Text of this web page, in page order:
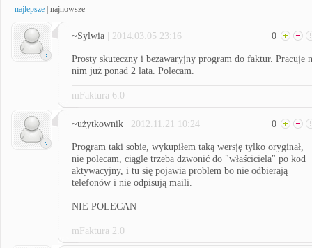
najlepsze najnowsze
~Sylwia | 2014.03.05 23:16 0
Prosty skuteczny i bezawaryjny program do faktur. Pracuje
nim już ponad 2 lata. Polecam.
mFaktura 6.0
~użytkownik | 2012.11.21 10:24 0
Program taki sobie, wykupiłem taką wersję tylko oryginał,
nie polecam, ciągle trzeba dzwonić do "właściciela" po kod
aktywacyjny, i tu się pojawia problem bo nie odbierają
telefonów i nie odpisują maili.
NIE POLECAN
mFaktura 2.0